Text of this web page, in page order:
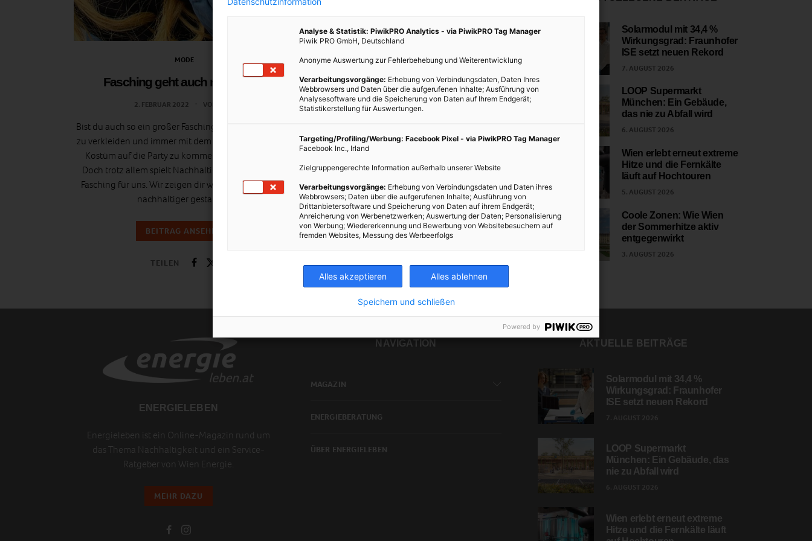
MODE
Fasching geht auch nachhaltig
2. FEBRUAR 2022 VON
Bist du auch so ein großer Faschingsfan? Liebst es dich
zu verkleiden und immer mit dem beeindruckendsten
Kostüm auf die Party zu kommen? Oh ja, wir auch.
Doch trotz allem spielt Nachhaltigkeit eine Rolle im
Fasching für uns. Wir zeigen dir wie du den Fasching
nachhaltiger gestaltest.
BEITRAG ANSEHEN
TEILEN
Solarmodul mit 34,4 %
Wirkungsgrad: Fraunhofer
ISE setzt neuen Rekord
7. AUGUST 2026
LOOP Supermarkt
München: Ein Gebäude,
das nie zu Abfall wird
6. AUGUST 2026
Wien erlebt erneut extreme
Hitze und die Fernkälte
läuft auf Hochtouren
5. AUGUST 2026
Coole Zonen: Wie Wien
der Sommerhitze aktiv
entgegenwirkt
3. AUGUST 2026
ENERGIELEBEN
Energieleben ist ein Online-Magazin rund um
das Thema Nachhaltigkeit und ein Service-
Ratgeber von Wien Energie.
MEHR DAZU
NAVIGATION
MAGAZIN
ENERGIEBERATUNG
ÜBER ENERGIELEBEN
AKTUELLE BEITRÄGE
Solarmodul mit 34,4 %
Wirkungsgrad: Fraunhofer
ISE setzt neuen Rekord
LOOP Supermarkt
München: Ein Gebäude, das
nie zu Abfall wird
Wien erlebt erneut extreme
Hitze und die Fernkälte läuft
Analyse & Statistik: PiwikPRO Analytics - via PiwikPRO Tag Manager
Piwik PRO GmbH, Deutschland
Anonyme Auswertung zur Fehlerbehebung und Weiterentwicklung
Verarbeitungsvorgänge: Erhebung von Verbindungsdaten, Daten Ihres
Webbrowsers und Daten über die aufgerufenen Inhalte; Ausführung von
Analysesoftware und die Speicherung von Daten auf Ihrem Endgerät;
Statistikerstellung für Auswertungen.
Targeting/Profiling/Werbung: Facebook Pixel - via PiwikPRO Tag Manager
Facebook Inc., Irland
Zielgruppengerechte Information außerhalb unserer Website
Verarbeitungsvorgänge: Erhebung von Verbindungsdaten und Daten ihres
Webbrowsers; Daten über die aufgerufenen Inhalte; Ausführung von
Drittanbietersoftware und Speicherung von Daten auf ihrem Endgerät;
Anreicherung von Werbenetzwerken; Auswertung der Daten; Personalisierung
von Werbung; Wiedererkennung und Bewerbung von Websitebesuchern auf
fremden Websites, Messung des Werbeerfolgs
Alles akzeptieren Alles ablehnen
Speichern und schließen
Powered by